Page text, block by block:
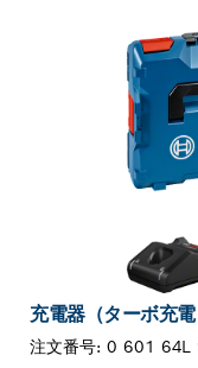
充電器（ターボ充
注文番号: 0 601 64L